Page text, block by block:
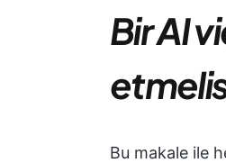
Bir AI
Bu makale ile